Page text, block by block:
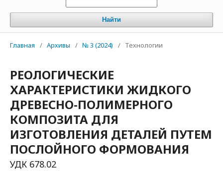
Найти
Главная / Архивы / № 3 (2024) / Технологии
РЕОЛОГИЧЕСКИЕ
ХАРАКТЕРИСТИКИ ЖИДКОГО
ДРЕВЕСНО-ПОЛИМЕРНОГО
КОМПОЗИТА ДЛЯ
ИЗГОТОВЛЕНИЯ ДЕТАЛЕЙ ПУТЕМ
ПОСЛОЙНОГО ФОРМОВАНИЯ
УДК 678.02